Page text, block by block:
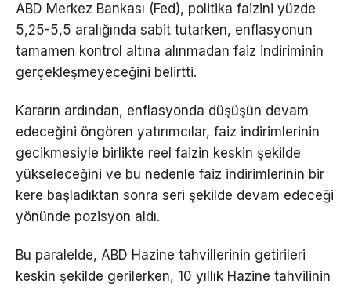
ABD Merkez Bankası (Fed), politika faizini yüzde
5,25-5,5 aralığında sabit tutarken, enflasyonun
tamamen kontrol altına alınmadan faiz indiriminin
gerçekleşmeyeceğini belirtti.
Kararın ardından, enflasyonda düşüşün devam
edeceğini öngören yatırımcılar, faiz indirimlerinin
gecikmesiyle birlikte reel faizin keskin şekilde
yükseleceğini ve bu nedenle faiz indirimlerinin bir
kere başladıktan sonra seri şekilde devam edeceği
yönünde pozisyon aldı.
Bu paralelde, ABD Hazine tahvillerinin getirileri
keskin şekilde gerilerken, 10 yıllık Hazine tahvilinin